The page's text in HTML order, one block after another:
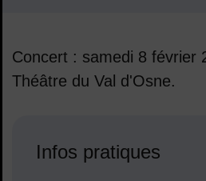
Concert : samedi 8 février
Théâtre du Val d'Osne.
Infos pratiques